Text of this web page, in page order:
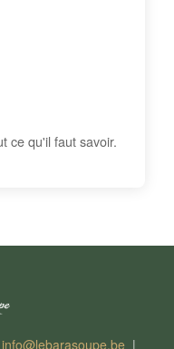
ce qu'il faut savoir.
info@lebarasoupe.be|